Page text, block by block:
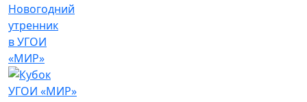
Новогодний
утренник
в УГОИ
«МИР»